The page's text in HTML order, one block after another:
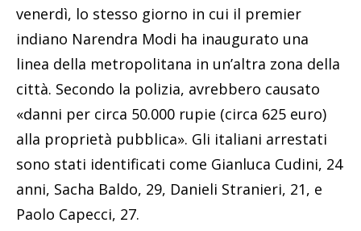
venerdì, lo stesso giorno in cui il premier
indiano Narendra Modi ha inaugurato una
linea della metropolitana in un’altra zona della
città. Secondo la polizia, avrebbero causato
«danni per circa 50.000 rupie (circa 625 euro)
alla proprietà pubblica». Gli italiani arrestati
sono stati identificati come Gianluca Cudini, 24
anni, Sacha Baldo, 29, Danieli Stranieri, 21, e
Paolo Capecci, 27.